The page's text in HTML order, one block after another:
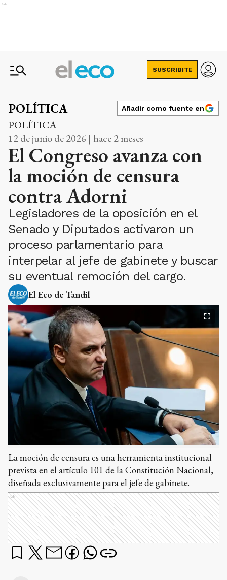
Ads
SUSCRIBITE
POLÍTICA Añadir como fuente en
POLÍTICA
12 de junio de 2026 | hace 2 meses
El Congreso avanza con
la moción de censura
contra Adorni
Legisladores de la oposición en el
Senado y Diputados activaron un
proceso parlamentario para
interpelar al jefe de gabinete y buscar
su eventual remoción del cargo.
El Eco de Tandil
La moción de censura es una herramienta institucional
prevista en el artículo 101 de la Constitución Nacional,
diseñada exclusivamente para el jefe de gabinete.
Ads